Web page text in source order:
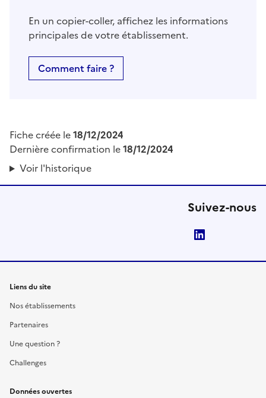
En un copier-coller, affichez les informations
principales de votre établissement.
Comment faire ?
Fiche créée le18/12/2024
Dernière confirmation le18/12/2024
Voir l'historique
Suivez-nous
Liens du site
Nos établissements
Partenaires
Une question ?
Challenges
Données ouvertes